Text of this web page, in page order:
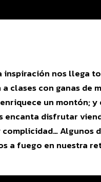
nos llega
clases con ganas de
un montón; y
encanta disfrutar
Algunos
a fuego en nuestra